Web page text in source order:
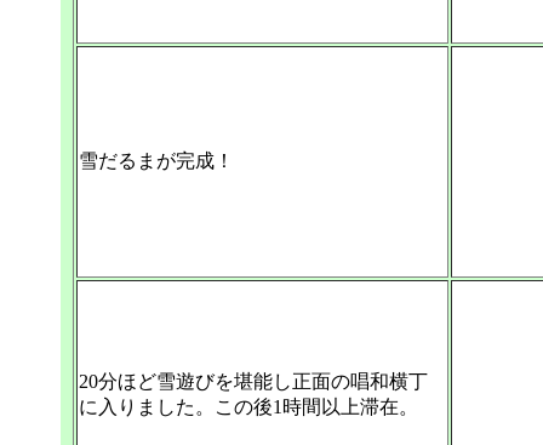
雪だるまが完成！
20分ほど雪遊びを堪能し正面の唱和横丁
に入りました。この後1時間以上滞在。